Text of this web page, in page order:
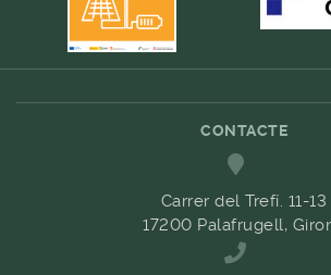
CONTACTE
Carrer del Trefí. 11-13
17200 Palafrugell,